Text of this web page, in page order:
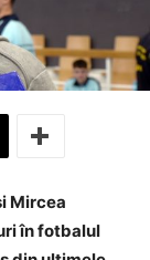
Mircea
în fotbalul